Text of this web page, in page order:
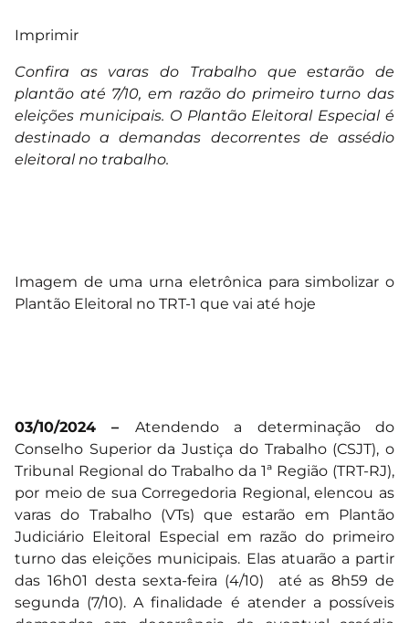
Imprimir
Confira as varas do Trabalho que estarão de
plantão até 7/10, em razão do primeiro turno das
eleições municipais. O Plantão Eleitoral Especial é
destinado a demandas decorrentes de assédio
eleitoral no trabalho.
Imagem de uma urna eletrônica para simbolizar o
Plantão Eleitoral no TRT-1 que vai até hoje
03/10/2024 – Atendendo a determinação do
Conselho Superior da Justiça do Trabalho (CSJT), o
Tribunal Regional do Trabalho da 1ª Região (TRT-RJ),
por meio de sua Corregedoria Regional, elencou as
varas do Trabalho (VTs) que estarão em Plantão
Judiciário Eleitoral Especial em razão do primeiro
turno das eleições municipais. Elas atuarão a partir
das 16h01 desta sexta-feira (4/10) até as 8h59 de
segunda (7/10). A finalidade é atender a possíveis